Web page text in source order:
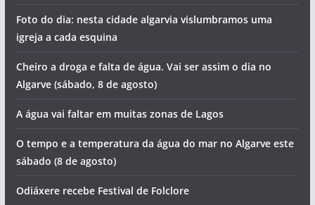
Foto do dia: nesta cidade algarvia vislumbramos uma
igreja a cada esquina
Cheiro a droga e falta de água. Vai ser assim o dia no
Algarve (sábado, 8 de agosto)
A água vai faltar em muitas zonas de Lagos
O tempo e a temperatura da água do mar no Algarve este
sábado (8 de agosto)
Odiáxere recebe Festival de Folclore